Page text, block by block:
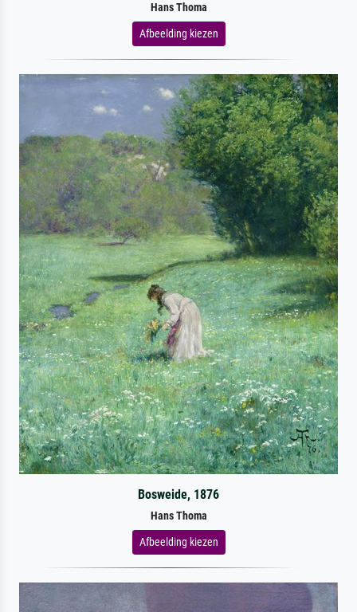
Hans Thoma
Afbeelding kiezen
Bosweide, 1876
Hans Thoma
Afbeelding kiezen